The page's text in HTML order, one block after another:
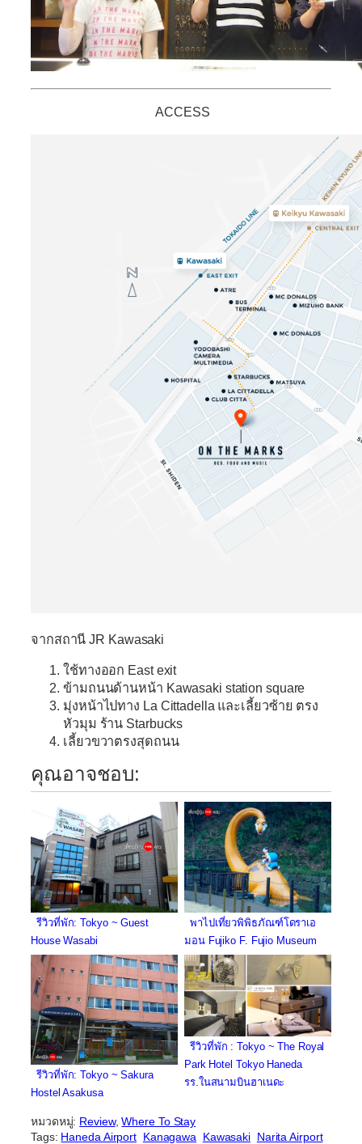
ACCESS
จากสถานี JR Kawasaki
ใช้ทางออก East exit
ข้ามถนนด้านหน้า Kawasaki station square
มุ่งหน้าไปทาง La Cittadella และเลี้ยวซ้าย ตรง
หัวมุม ร้าน Starbucks
เลี้ยวขวาตรงสุดถนน
คุณอาจชอบ:
รีวิวที่พัก: Tokyo ~ Guest
House Wasabi
พาไปเที่ยวพิพิธภัณฑ์โดราเอ
มอน Fujiko F. Fujio Museum
รีวิวที่พัก: Tokyo ~ Sakura
Hostel Asakusa
รีวิวที่พัก : Tokyo ~ The Royal
Park Hotel Tokyo Haneda
รร.ในสนามบินฮาเนดะ
หมวดหมู่: Review, Where To Stay
Tags: Haneda Airport Kanagawa Kawasaki Narita Airport